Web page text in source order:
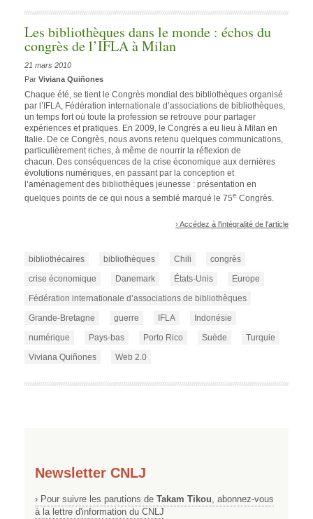
Les bibliothèques dans le monde : échos du
congrès de l’IFLA à Milan
21 mars 2010
Par Viviana Quiñones
Chaque été, se tient le Congrès mondial des bibliothèques organisé
par l’IFLA, Fédération internationale d’associations de bibliothèques,
un temps fort où toute la profession se retrouve pour partager
expériences et pratiques. En 2009, le Congrès a eu lieu à Milan en
Italie. De ce Congrès, nous avons retenu quelques communications,
particulièrement riches, à même de nourrir la réflexion de
chacun. Des conséquences de la crise économique aux dernières
évolutions numériques, en passant par la conception et
l’aménagement des bibliothèques jeunesse : présentation en
quelques points de ce qui nous a semblé marqué le 75e Congrès.
› Accédez à l'intégralité de l'article
bibliothécaires bibliothèques Chili
congrès
crise économique
Danemark États-Unis
Europe
Fédération internationale d’associations de bibliothèques
Grande-Bretagne
guerre IFLA
Indonésie
numérique
Pays-bas Porto Rico Suède
Turquie
Viviana Quiñones
Web 2.0
Newsletter CNLJ
› Pour suivre les parutions de Takam Tikou , abonnez-vous
à la lettre d'information du CNLJ